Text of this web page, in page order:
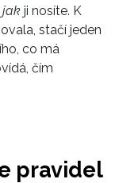
jak ji nosíte. K
stačí jeden
co má
čím
pravidel